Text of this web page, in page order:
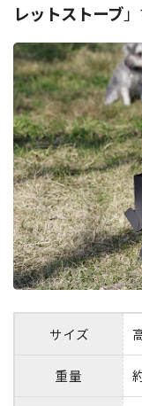
レットストーブ
サイズ
重量